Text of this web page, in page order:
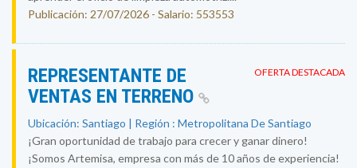
Publicación: 27/07/2026 - Salario: 553553
OFERTA DESTACADA
REPRESENTANTE DE
VENTAS EN TERRENO
Ubicación: Santiago | Región : Metropolitana De Santiago
¡Gran oportunidad de trabajo para crecer y ganar dinero!
¡Somos Artemisa, empresa con más de 10 años de experiencia!